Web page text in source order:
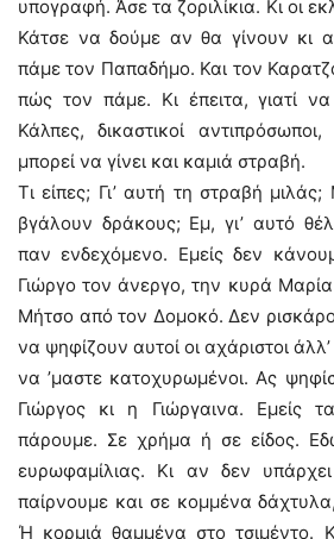
υπογραφή. Άσε τα ζοριλίκια. Κι οι
Κάτσε να δούμε αν θα γίνουν κι
πάμε τον Παπαδήμο. Και τον
πώς τον πάμε. Κι έπειτα, γιατί
Κάλπες, δικαστικοί
μπορεί να γίνει και καμιά στραβή.
Τι είπες; Γι’ αυτή τη στραβή
βγάλουν δράκους; Εμ, γι’ αυτό
παν ενδεχόμενο. Εμείς δεν
Γιώργο τον άνεργο, την κυρά
Μήτσο από τον Δομοκό. Δεν
να ψηφίζουν αυτοί οι αχάριστοι
να ’μαστε κατοχυρωμένοι. Ας
Γιώργος κι η Γιώργαινα. Εμείς
πάρουμε. Σε χρήμα ή σε είδος.
ευρωφαμίλιας. Κι αν δεν
παίρνουμε και σε κομμένα
Ή κορμιά θαμμένα στο τσιμέντο.